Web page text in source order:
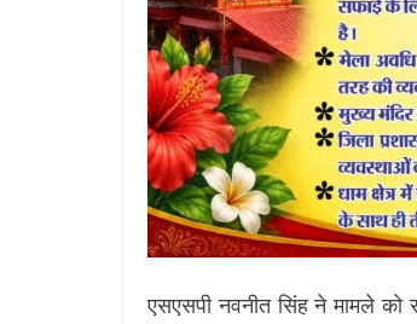
एसएसपी नवनीत सिंह ने मामले